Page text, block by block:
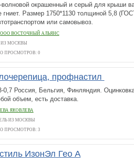
окрашенный и серый для крыши
гниет. Размер 1750*1130 толщиной 5,8
или самовывоз.
ООО ВОСТОЧНЫЙ АЛЬЯНС
МОСКВЫ
ПРОСМОТРОВ: 0
профнастил
0,7 Россия, Бельгия, Финляндия.
объем, есть доставка.
ЕВА ЯКОВЛЕВА
ИЗ МОСКВЫ
ПРОСМОТРОВ: 3
ИзонЭл Гео А